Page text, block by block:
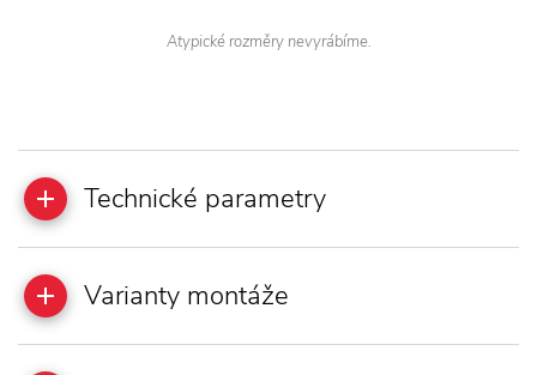
Atypické rozměry nevyrábíme.
Technické parametry
Varianty montáže